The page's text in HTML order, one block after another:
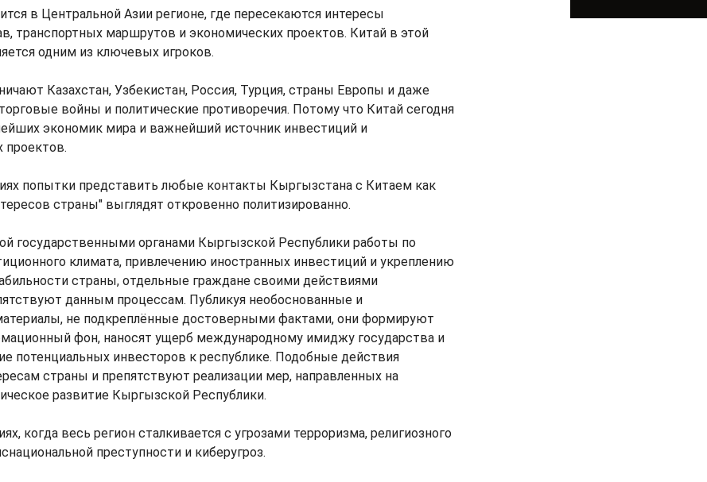
в Центральной Азии регионе, где пересекаются интересы
транспортных маршрутов и экономических проектов. Китай в этой
одним из ключевых игроков.
Казахстан, Узбекистан, Россия, Турция, страны Европы и даже
войны и политические противоречия. Потому что Китай сегодня
экономик мира и важнейший источник инвестиций и
проектов.
попытки представить любые контакты Кыргызстана с Китаем как
страны" выглядят откровенно политизированно.
государственными органами Кыргызской Республики работы по
климата, привлечению иностранных инвестиций и укреплению
страны, отдельные граждане своими действиями
данным процессам. Публикуя необоснованные и
не подкреплённые достоверными фактами, они формируют
фон, наносят ущерб международному имиджу государства и
потенциальных инвесторов к республике. Подобные действия
страны и препятствуют реализации мер, направленных на
развитие Кыргызской Республики.
когда весь регион сталкивается с угрозами терроризма, религиозного
преступности и киберугроз.